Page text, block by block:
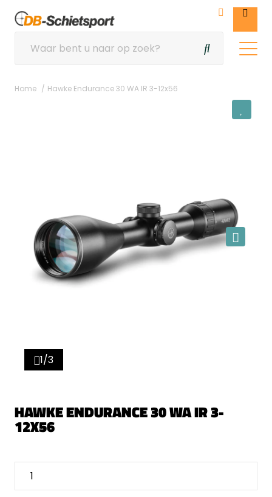
Home Hawke Endurance 30 WA IR 3-12x56
1/3
HAWKE ENDURANCE 30 WA IR 3-
12X56